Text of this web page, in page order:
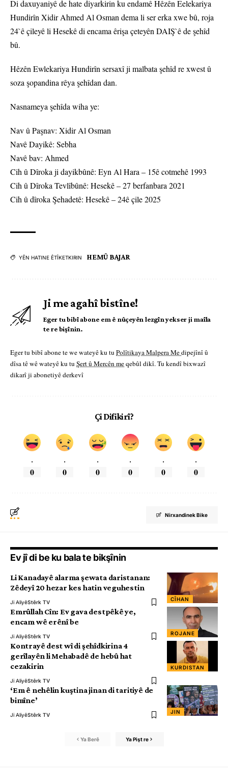
Di daxuyaniyê de hate diyarkirin ku endamê Hêzên Eelekariya
Hundirîn Xidir Ahmed Al Osman dema li ser erka xwe bû, roja
24`ê çileyê li Hesekê di encama êrişa çeteyên DAIŞ`ê de şehîd
bû.
Hêzên Ewlekariya Hundirîn sersaxî ji malbata şehîd re xwest û
soza şopandina rêya şehîdan dan.
Nasnameya şehîda wiha ye:
Nav û Paşnav: Xidir Al Osman
Navê Dayikê: Sebha
Navê bav: Ahmed
Cih û Dîroka ji dayikbûnê: Eyn Al Hara – 15ê cotmehê 1993
Cih û Dîroka Tevlîbûnê: Hesekê – 27 berfanbara 2021
Cih û dîroka Şehadetê: Hesekê – 24ê çile 2025
YÊN HATINE ÊTÎKETKIRIN HEMÛ BAJAR
Ji me agahî bistîne!
Eger tu bibî abone em ê nûçeyên lezgîn yekser ji maîla
te re bişînin.
Eger tu bibî abone te we wateyê ku tu Polîtikaya Malpera Medipejînî û
dîsa tê wê wateyê ku tu Şert û Mercên meqebûl dikî. Tu kendî bixwazî
dikarî ji abonetiyê derkevî
Çi Difikirî?
.
0
.
0
.
0
.
0
.
0
.
0
Nirxandinek Bike
Ev jî di be ku bala te bikşînin
CÎHAN
Li Kanadayê alarma şewata daristanan:
Zêdeyî 20 hezar kes hatin veguhestin
Ji AliyêStêrk TV
ROJANE
Emrûllah Cîn: Ev gava destpêkê ye,
encam wê erênî be
Ji AliyêStêrk TV
KURDISTAN
Kontrayê dest wî di şehîdkirina 4
gerîlayên li Mehabadê de hebû hat
cezakirin
Ji AliyêStêrk TV
JIN
‘Em ê nehêlin kuştina jinan di taritiyê de
bimîne’
Ji AliyêStêrk TV
Ya Berê Ya Pişt re